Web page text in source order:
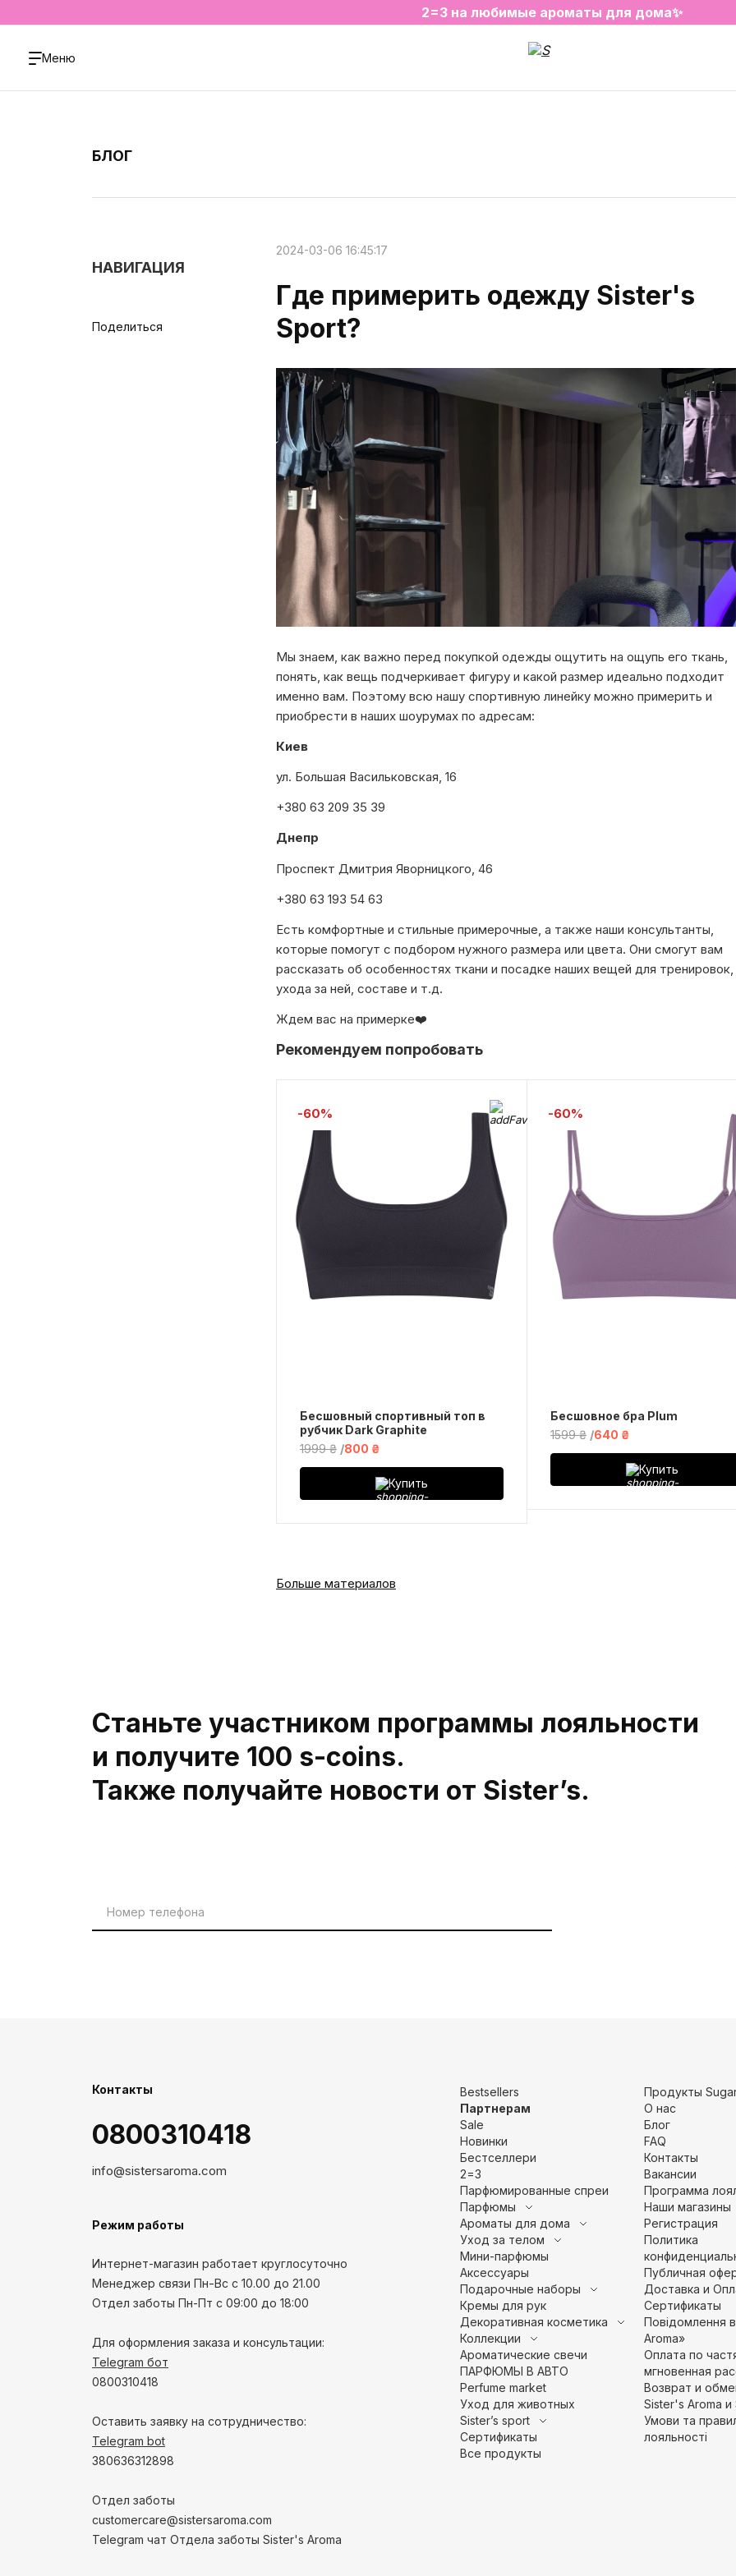
2=3 на любимые ароматы для дома✨
SALE на избранные товары
Меню
БЛОГ
НАВИГАЦИЯ
Поделиться
2024-03-06 16:45:17
Где примерить одежду Sister's
Sport?
Мы знаем, как важно перед покупкой одежды ощутить на ощупь его ткань,
понять, как вещь подчеркивает фигуру и какой размер идеально подходит
именно вам. Поэтому всю нашу спортивную линейку можно примерить и
приобрести в наших шоурумах по адресам:
Киев
ул. Большая Васильковская, 16
+380 63 209 35 39
Днепр
Проспект Дмитрия Яворницкого, 46
+380 63 193 54 63
Есть комфортные и стильные примерочные, а также наши консультанты,
которые помогут с подбором нужного размера или цвета. Они смогут вам
рассказать об особенностях ткани и посадке наших вещей для тренировок,
ухода за ней, составе и т.д.
Ждем вас на примерке❤️
Рекомендуем попробовать
-60%
Бесшовный спортивный топ в
рубчик Dark Graphite
1999 ₴ 800 ₴
Купить
-60%
Беcшовное бра Plum
1599 ₴ 640 ₴
Купить
Больше материалов
Станьте участником программы лояльности
и получите 100 s-coins.
Также получайте новости от Sister’s.
Контакты
0800310418
info@sistersaroma.com
Режим работы
Интернет-магазин работает круглосуточно
Менеджер связи Пн-Вс с 10.00 до 21.00
Отдел заботы Пн-Пт с 09:00 до 18:00
Для оформления заказа и консультации:
Telegram бот
0800310418
Оставить заявку на сотрудничество:
Telegram bot
380636312898
Отдел заботы
customercare@sistersaroma.com
Telegram чат Отдела заботы Sister's Aroma
Bestsellers
Партнерам
Sale
Новинки
Бестселлери
2=3
Парфюмированные спреи
Парфюмы
Ароматы для дома
Уход за телом
Мини-парфюмы
Аксессуары
Подарочные наборы
Кремы для рук
Декоративная косметика
Коллекции
Ароматические свечи
ПАРФЮМЫ В АВТО
Perfume market
Уход для животных
Sister’s sport
Сертификаты
Все продукты
О нас
Блог
FAQ
Контакты
Вакансии
Наши магазины
Регистрация
Политика
Публичная
Доставка и
Сертификаты
Повідомлення
Aroma»
Оплата по
мгновенная
Возврат и
Sister's Aroma
Программа
Умови та
лояльності
Продукты